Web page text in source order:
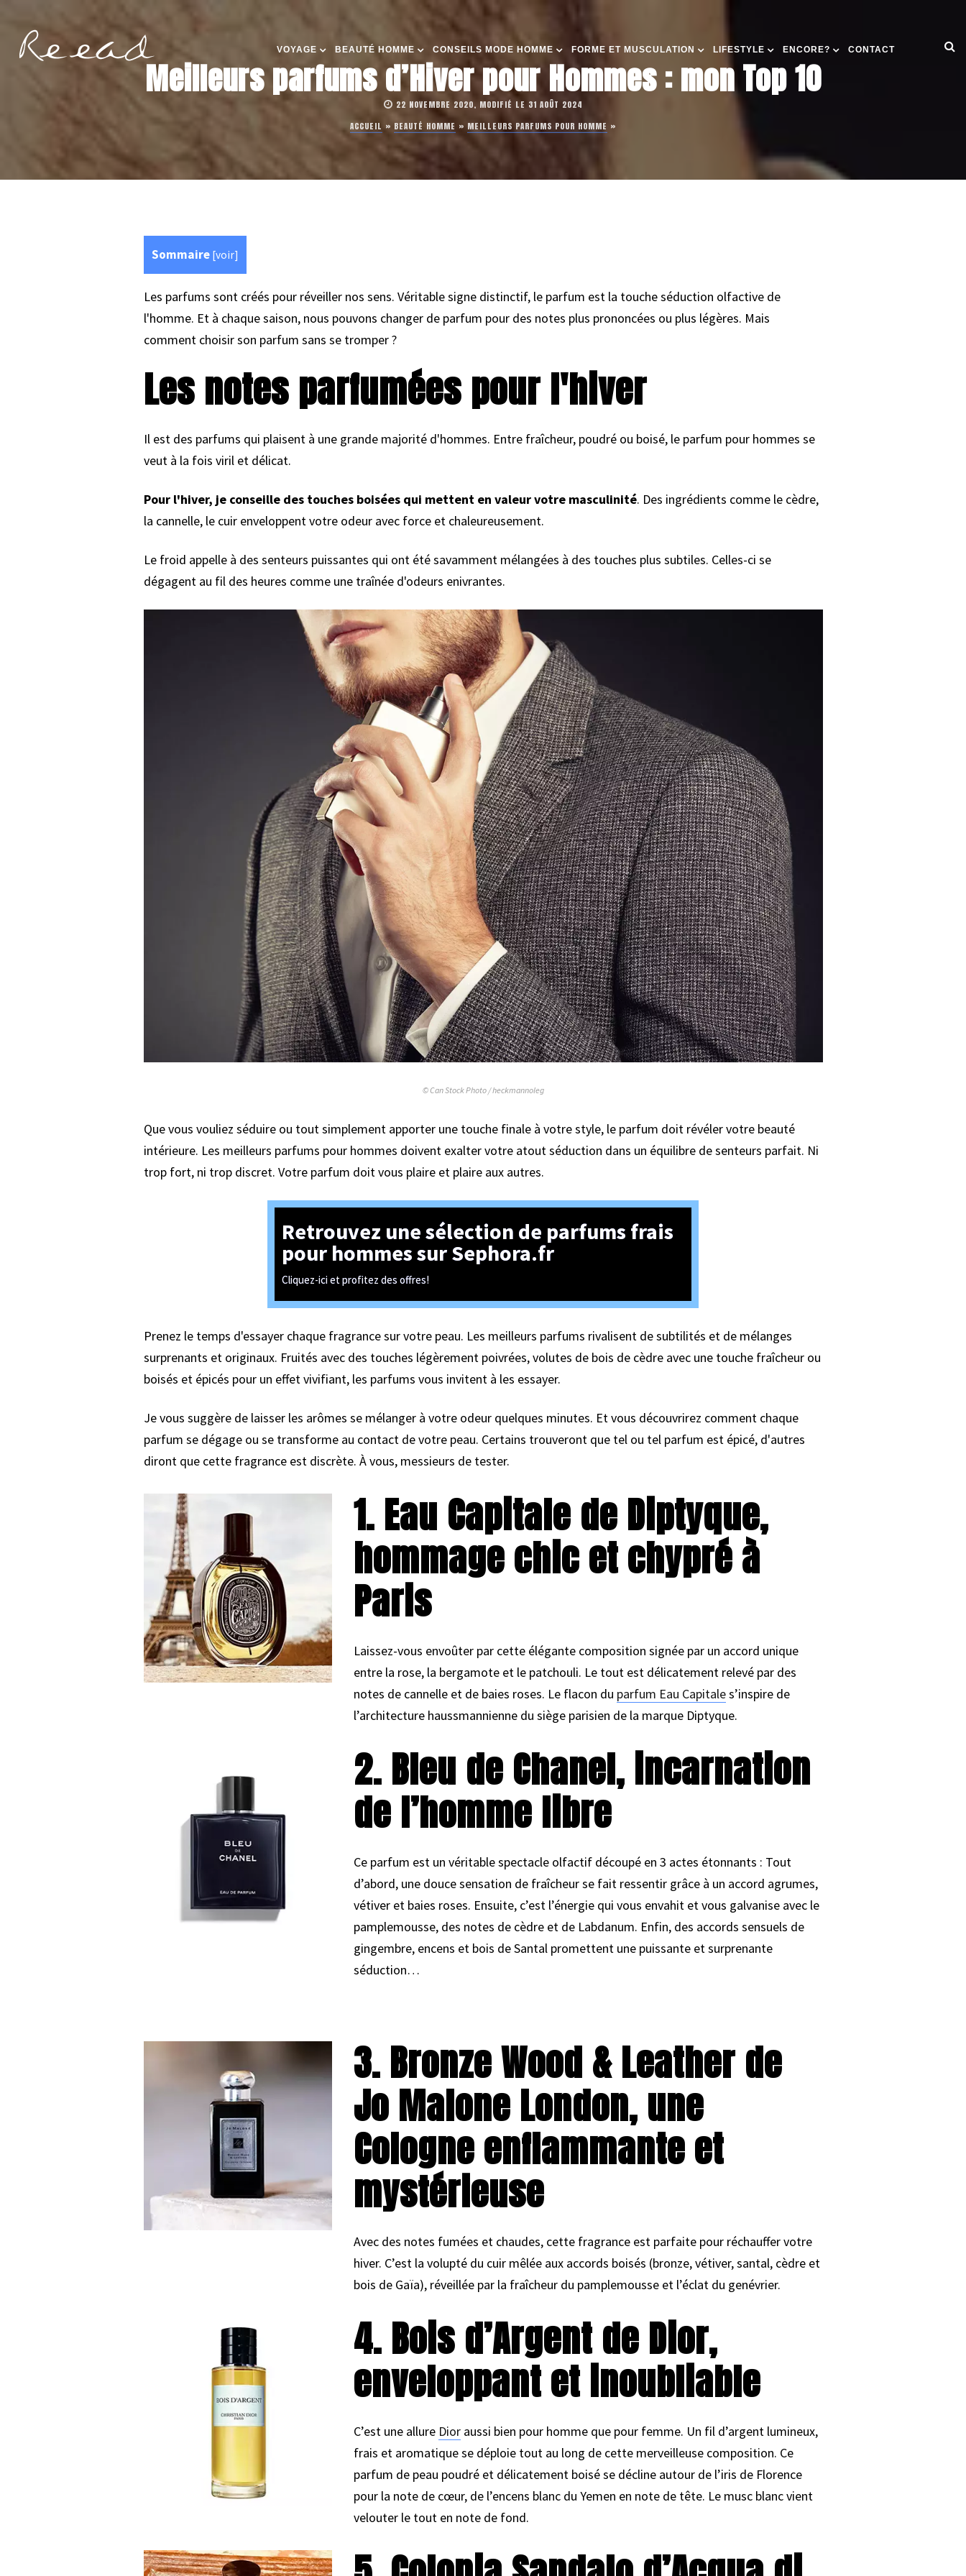
VOYAGE BEAUTÉ HOMME CONSEILS MODE HOMME FORME ET MUSCULATION LIFESTYLE ENCORE? CONTACT
Meilleurs parfums d’Hiver pour Hommes : mon Top 10
22 NOVEMBRE 2020, MODIFIÉ LE 31 AOÛT 2024
ACCUEIL » BEAUTÉ HOMME » MEILLEURS PARFUMS POUR HOMME »
Sommaire [voir]
Les parfums sont créés pour réveiller nos sens. Véritable signe distinctif, le parfum est la touche séduction olfactive de
l'homme. Et à chaque saison, nous pouvons changer de parfum pour des notes plus prononcées ou plus légères. Mais
comment choisir son parfum sans se tromper ?
Les notes parfumées pour l'hiver
Il est des parfums qui plaisent à une grande majorité d'hommes. Entre fraîcheur, poudré ou boisé, le parfum pour hommes se
veut à la fois viril et délicat.
Pour l'hiver, je conseille des touches boisées qui mettent en valeur votre masculinité. Des ingrédients comme le cèdre,
la cannelle, le cuir enveloppent votre odeur avec force et chaleureusement.
Le froid appelle à des senteurs puissantes qui ont été savamment mélangées à des touches plus subtiles. Celles-ci se
dégagent au fil des heures comme une traînée d'odeurs enivrantes.
© Can Stock Photo / heckmannoleg
Que vous vouliez séduire ou tout simplement apporter une touche finale à votre style, le parfum doit révéler votre beauté
intérieure. Les meilleurs parfums pour hommes doivent exalter votre atout séduction dans un équilibre de senteurs parfait. Ni
trop fort, ni trop discret. Votre parfum doit vous plaire et plaire aux autres.
Retrouvez une sélection de parfums frais
pour hommes sur Sephora.fr
Cliquez-ici et profitez des offres!
Prenez le temps d'essayer chaque fragrance sur votre peau. Les meilleurs parfums rivalisent de subtilités et de mélanges
surprenants et originaux. Fruités avec des touches légèrement poivrées, volutes de bois de cèdre avec une touche fraîcheur ou
boisés et épicés pour un effet vivifiant, les parfums vous invitent à les essayer.
Je vous suggère de laisser les arômes se mélanger à votre odeur quelques minutes. Et vous découvrirez comment chaque
parfum se dégage ou se transforme au contact de votre peau. Certains trouveront que tel ou tel parfum est épicé, d'autres
diront que cette fragrance est discrète. À vous, messieurs de tester.
1. Eau Capitale de Diptyque,
hommage chic et chypré à
Paris
Laissez-vous envoûter par cette élégante composition signée par un accord unique
entre la rose, la bergamote et le patchouli. Le tout est délicatement relevé par des
notes de cannelle et de baies roses. Le flacon du parfum Eau Capitales’inspire de
l’architecture haussmannienne du siège parisien de la marque Diptyque.
2. Bleu de Chanel, incarnation
de l’homme libre
Ce parfum est un véritable spectacle olfactif découpé en 3 actes étonnants : Tout
d’abord, une douce sensation de fraîcheur se fait ressentir grâce à un accord agrumes,
vétiver et baies roses. Ensuite, c’est l’énergie qui vous envahit et vous galvanise avec le
pamplemousse, des notes de cèdre et de Labdanum. Enfin, des accords sensuels de
gingembre, encens et bois de Santal promettent une puissante et surprenante
séduction…
3. Bronze Wood & Leather de
Jo Malone London, une
Cologne enflammante et
mystérieuse
Avec des notes fumées et chaudes, cette fragrance est parfaite pour réchauffer votre
hiver. C’est la volupté du cuir mêlée aux accords boisés (bronze, vétiver, santal, cèdre et
bois de Gaïa), réveillée par la fraîcheur du pamplemousse et l’éclat du genévrier.
4. Bois d’Argent de Dior,
enveloppant et inoubliable
C’est une allure Dior aussi bien pour homme que pour femme. Un fil d’argent lumineux,
frais et aromatique se déploie tout au long de cette merveilleuse composition. Ce
parfum de peau poudré et délicatement boisé se décline autour de l’iris de Florence
pour la note de cœur, de l’encens blanc du Yemen en note de tête. Le musc blanc vient
velouter le tout en note de fond.